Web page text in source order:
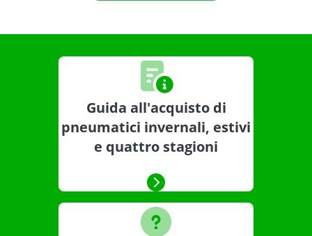
Guida all'acquisto di
pneumatici invernali, estivi
e quattro stagioni